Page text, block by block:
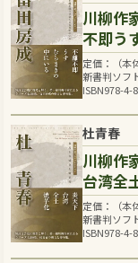
川柳作
不即う
定価：（本
新書判ソフ
ISBN978-4-
杜青春
川柳作
台湾全
定価：（本
新書判ソフ
ISBN978-4-